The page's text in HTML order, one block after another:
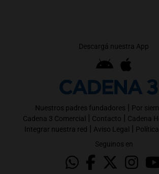
Descargá nuestra App
Nuestros padres fundadores | Por
Cadena 3 Comercial | Contacto | Cadena
Integrar nuestra red | Aviso Legal |
Seguinos en